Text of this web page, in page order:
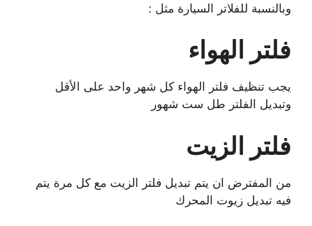
وبالنسبة للفلاتر السيارة مثل :
فلتر الهواء
يجب تنظيف فلتر الهواء كل شهر واحد على الأقل
وتبديل الفلتر طل ست شهور
فلتر الزيت
من المفترض ان يتم تبديل فلتر الزيت مع كل مرة يتم
فيه تبديل زيوت المحرك